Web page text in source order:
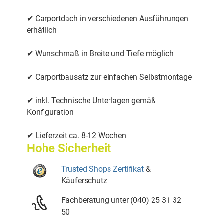
✔ Carportdach in verschiedenen Ausführungen
erhätlich
✔ Wunschmaß in Breite und Tiefe möglich
✔ Carportbausatz zur einfachen Selbstmontage
✔ inkl. Technische Unterlagen gemäß
Konfiguration
✔ Lieferzeit ca. 8-12 Wochen
Hohe Sicherheit
Trusted Shops Zertifikat &
Käuferschutz
Fachberatung unter (040) 25 31 32
50